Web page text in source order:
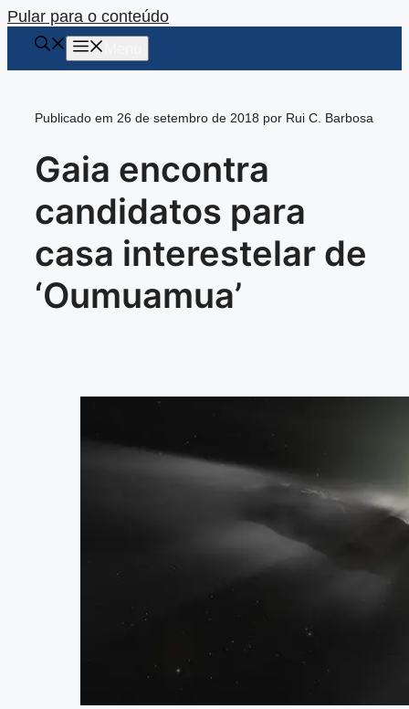
Pular para o conteúdo
Publicado em 26 de setembro de 2018 por Rui C. Barbosa
Gaia encontra
candidatos para
casa interestelar de
‘Oumuamua’